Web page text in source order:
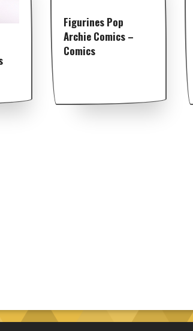
Figurines Pop
Archie Comics –
Comics